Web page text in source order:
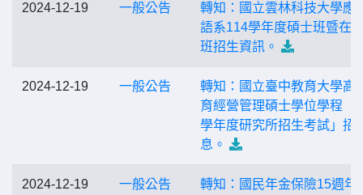
2024-12-19 一般公告
轉知：國立雲林科技大學應
語系114學年度碩士班暨在
班招生資訊。
2024-12-19 一般公告
轉知：國立臺中教育大學高
育經營管理碩士學位學程「
學年度研究所招生考試」招
息。
2024-12-19 一般公告
轉知：國民年金保險15週年